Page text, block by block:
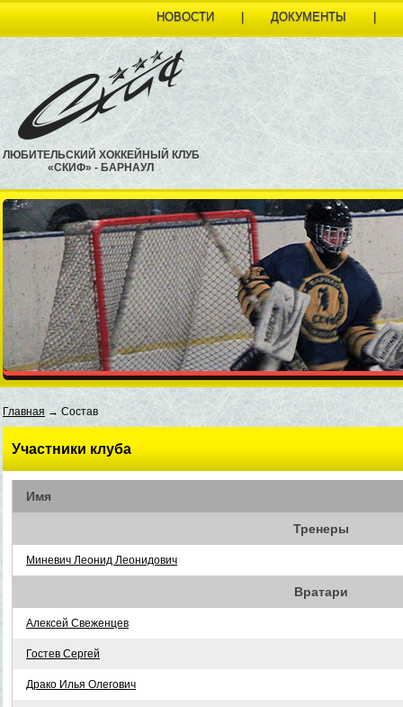
НОВОСТИ | ДОКУМЕНТЫ |
ЛЮБИТЕЛЬСКИЙ ХОККЕЙНЫЙ КЛУБ
«СКИФ» - БАРНАУЛ
Главная → Состав
Участники клуба
Имя
Тренеры
Миневич Леонид Леонидович
Вратари
Алексей Свеженцев
Гостев Сергей
Драко Илья Олегович